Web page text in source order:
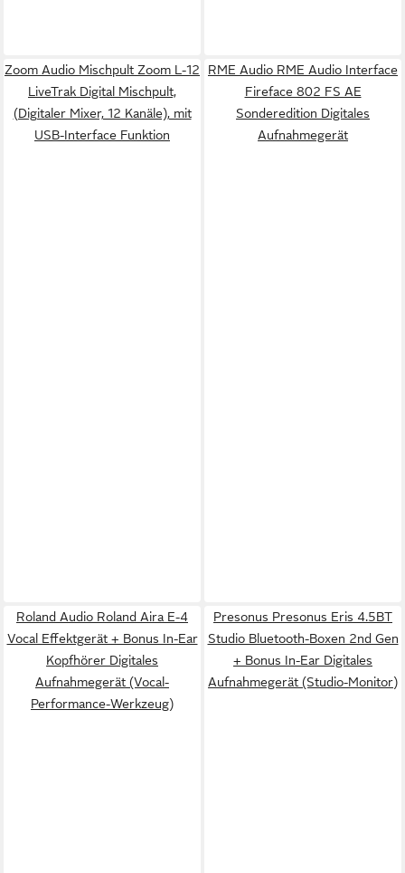
Zoom Audio Mischpult Zoom L-12
LiveTrak Digital Mischpult,
(Digitaler Mixer, 12 Kanäle), mit
USB-Interface Funktion
RME Audio RME Audio Interface
Fireface 802 FS AE
Sonderedition Digitales
Aufnahmegerät
Roland Audio Roland Aira E-4
Vocal Effektgerät + Bonus In-Ear
Kopfhörer Digitales
Aufnahmegerät (Vocal-
Performance-Werkzeug)
Presonus Presonus Eris 4.5BT
Studio Bluetooth-Boxen 2nd Gen
+ Bonus In-Ear Digitales
Aufnahmegerät (Studio-Monitor)